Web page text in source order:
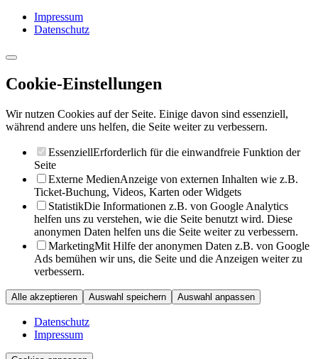
Impressum
Datenschutz
Cookie-Einstellungen
Wir nutzen Cookies auf der Seite. Einige davon sind essenziell,
während andere uns helfen, die Seite weiter zu verbessern.
EssenziellErforderlich für die einwandfreie Funktion der
Seite
Externe MedienAnzeige von externen Inhalten wie z.B.
Ticket-Buchung, Videos, Karten oder Widgets
StatistikDie Informationen z.B. von Google Analytics
helfen uns zu verstehen, wie die Seite benutzt wird. Diese
anonymen Daten helfen uns die Seite weiter zu verbessern.
MarketingMit Hilfe der anonymen Daten z.B. von Google
Ads bemühen wir uns, die Seite und die Anzeigen weiter zu
verbessern.
Alle akzeptieren Auswahl speichern Auswahl anpassen
Datenschutz
Impressum